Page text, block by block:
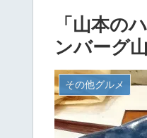
「山本の
ンバーグ山
その他グルメ